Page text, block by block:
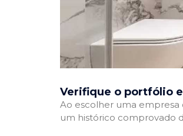
Verifique o portfólio
Ao escolher uma empresa
um histórico comprovado